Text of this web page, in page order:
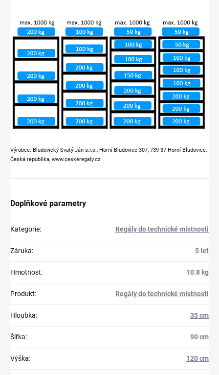
Výrobce: Bludovický Svatý Ján s.r.o., Horní Bludovice 307, 739 37 Horní Bludovice,
Česká republika, www.ceskeregaly.cz
Doplňkové parametry
Kategorie: Regály do technické místnosti
Záruka: 5 let
Hmotnost: 10.8 kg
Produkt: Regály do technické místnosti
Hloubka: 35 cm
Šířka: 90 cm
Výška: 120 cm